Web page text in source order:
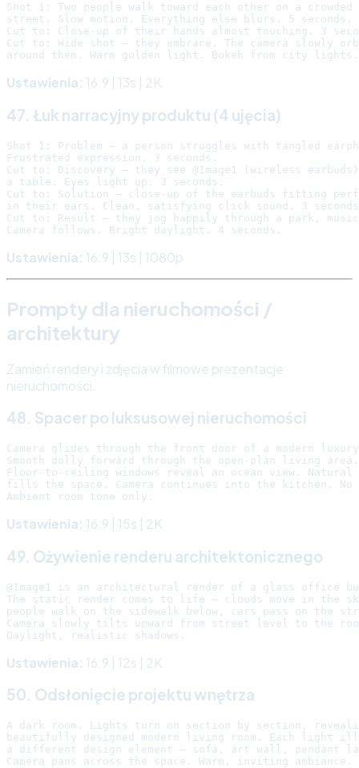
Shot 1: Two people walk toward each other on a
street. Slow motion. Everything else blurs. 5 seconds.
Cut to: Close-up of their hands almost touching. 3
Cut to: Wide shot — they embrace. The camera slowly
Ustawienia: 16:9 | 13s | 2K
47. Łuk narracyjny produktu (4 ujęcia)
Shot 1: Problem — a person struggles with tangled
Frustrated expression. 3 seconds.
Cut to: Discovery — they see @Image1 (wireless
a table. Eyes light up. 3 seconds.
Cut to: Solution — close-up of the earbuds fitting
in their ears. Clean, satisfying click sound. 3
Cut to: Result — they jog happily through a park,
Ustawienia: 16:9 | 13s | 1080p
Prompty dla nieruchomości /
architektury
Zamień rendery i zdjęcia w filmowe prezentacje
nieruchomości.
48. Spacer po luksusowej nieruchomości
Camera glides through the front door of a modern luxury
Smooth dolly forward through the open-plan living area.
Floor-to-ceiling windows reveal an ocean view.
fills the space. Camera continues into the kitchen. No
Ustawienia: 16:9 | 15s | 2K
49. Ożywienie renderu architektonicznego
@Image1 is an architectural render of a glass office
The static render comes to life — clouds move in the
people walk on the sidewalk below, cars pass on the
Camera slowly tilts upward from street level to the
Ustawienia: 16:9 | 12s | 2K
50. Odsłonięcie projektu wnętrza
A dark room. Lights turn on section by section,
beautifully designed modern living room. Each light
a different design element — sofa, art wall, pendant
Camera pans across the space. Warm, inviting ambiance.